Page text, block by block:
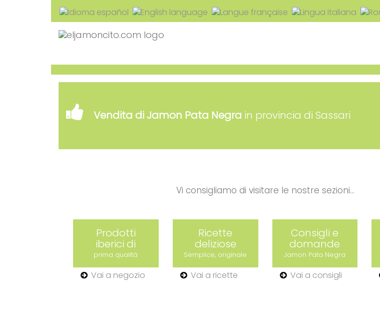
Vendita di Jamon Pata Negra in provincia di Sassari
Vi consigliamo di visitare le nostre sezioni...
Prodotti
iberici di
prima qualità
Vai a negozio
Ricette
deliziose
Semplice, originale
Vai a ricette
Consigli e
domande
Jamon Pata Negra
Vai a consigli